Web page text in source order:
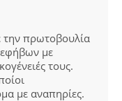
την πρωτοβουλία
με
τους.
με αναπηρίες.